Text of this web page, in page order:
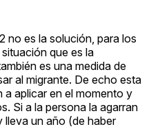
no es la solución, para los
que es la
es una medida de
al migrante. De echo esta
a aplicar en el momento y
Si a la persona la agarran
lleva un año (de haber